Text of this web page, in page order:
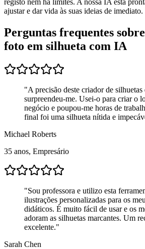
ajustar e dar vida às suas ideias de imediato.
Perguntas frequentes
foto em silhueta com IA
"A precisão deste criador de
surpreendeu-me. Usei-o para criar o
negócio e poupou-me horas de
final foi uma silhueta nítida e
Michael Roberts
35 anos, Empresário
"Sou professora e utilizo esta
ilustrações personalizadas para os
didáticos. É muito fácil de usar e os
adoram as silhuetas marcantes. Um
excelente."
Sarah Chen